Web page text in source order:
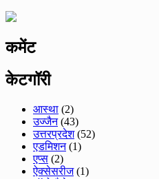
कमेंट
केटगॉरी
आस्था (2)
उज्जैन(43)
उत्तरप्रदेश(52)
एडमिशन(1)
एप्स (2)
ऐक्सेसरीज(1)